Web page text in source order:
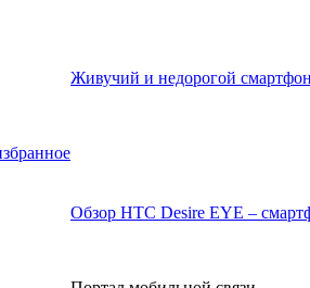
Живучий и недорогой
Обзор HTC Desire EYE –